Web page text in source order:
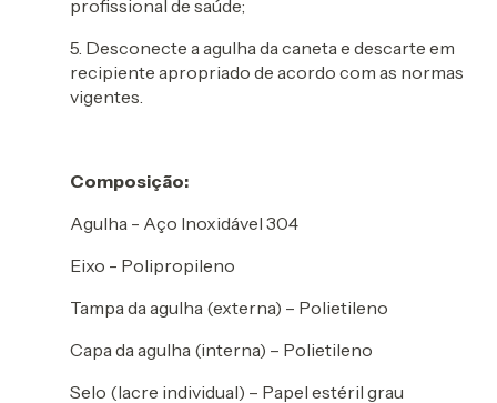
profissional de saúde;
5. Desconecte a agulha da caneta e descarte em
recipiente apropriado de acordo com as normas
vigentes.
Composição:
Agulha - Aço Inoxidável 304
Eixo - Polipropileno
Tampa da agulha (externa) – Polietileno
Capa da agulha (interna) – Polietileno
Selo (lacre individual) – Papel estéril grau